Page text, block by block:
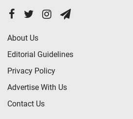
About Us
Editorial Guidelines
Privacy Policy
Advertise With Us
Contact Us